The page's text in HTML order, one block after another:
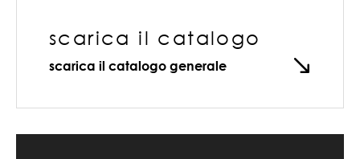
scarica il catalogo
scarica il catalogo generale